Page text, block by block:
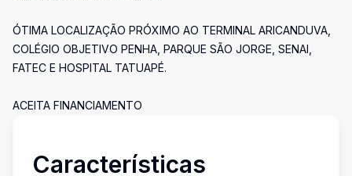
ÓTIMA LOCALIZAÇÃO PRÓXIMO AO TERMINAL ARICANDUVA,
COLÉGIO OBJETIVO PENHA, PARQUE SÃO JORGE, SENAI,
FATEC E HOSPITAL TATUAPÉ.
ACEITA FINANCIAMENTO
Características